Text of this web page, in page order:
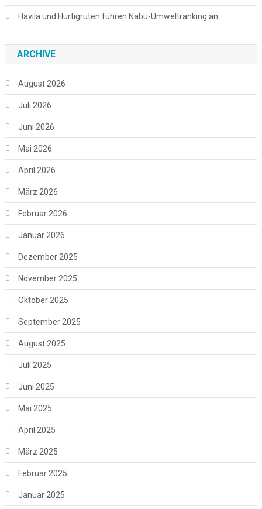
Havila und Hurtigruten führen Nabu-Umweltranking an
ARCHIVE
August 2026
Juli 2026
Juni 2026
Mai 2026
April 2026
März 2026
Februar 2026
Januar 2026
Dezember 2025
November 2025
Oktober 2025
September 2025
August 2025
Juli 2025
Juni 2025
Mai 2025
April 2025
März 2025
Februar 2025
Januar 2025